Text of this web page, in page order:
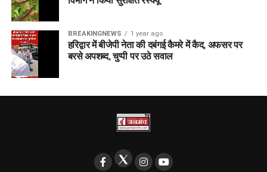
BREAKINGNEWS 1 year ago
हरिद्वार में बीजेपी नेता की दबंगई कैमरे में कैद, अफसर पर
बरसे अपशब्द, चुप्पी पर उठे सवाल